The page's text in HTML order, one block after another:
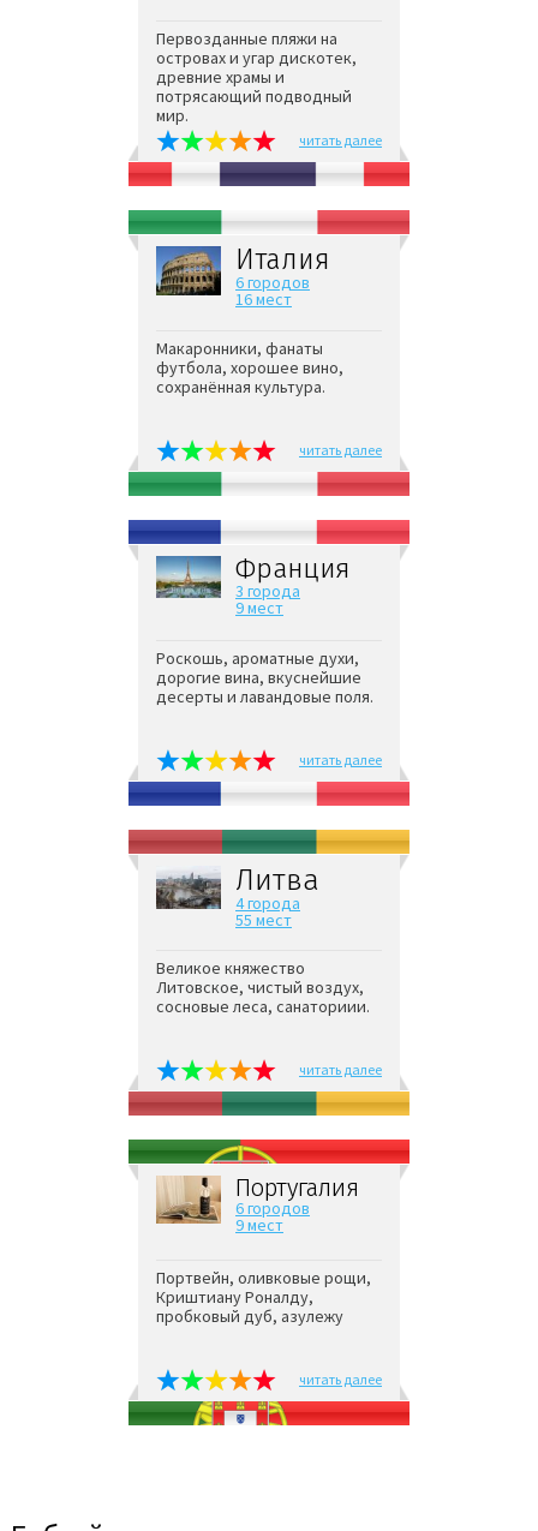
Первозданные пляжи на
островах и угар дискотек,
древние храмы и
потрясающий подводный
мир.
читать далее
Италия
6 городов
16 мест
Макаронники, фанаты
футбола, хорошее вино,
сохранённая культура.
читать далее
Франция
3 города
9 мест
Роскошь, ароматные духи,
дорогие вина, вкуснейшие
десерты и лавандовые поля.
читать далее
Литва
4 города
55 мест
Великое княжество
Литовское, чистый воздух,
сосновые леса, санаториии.
читать далее
Португалия
6 городов
9 мест
Портвейн, оливковые рощи,
Криштиану Роналду,
пробковый дуб, азулежу
читать далее